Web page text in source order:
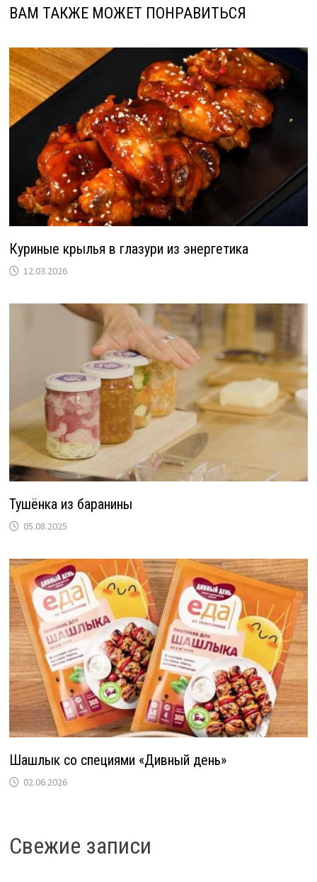
ВАМ ТАКЖЕ МОЖЕТ ПОНРАВИТЬСЯ
Куриные крылья в глазури из энергетика
12.03.2026
Тушёнка из баранины
05.08.2025
Шашлык со специями «Дивный день»
02.06.2026
Свежие записи